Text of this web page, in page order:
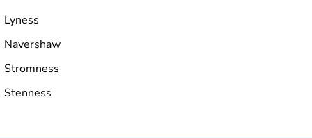
Lyness
Navershaw
Stromness
Stenness